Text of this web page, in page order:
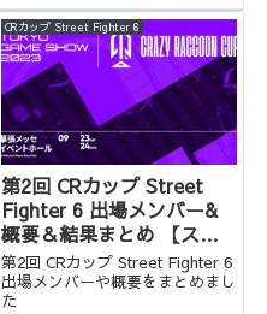
CRカップ Street Fighter 6
第2回 CRカップ Street
Fighter 6 出場メンバー&
概要＆結果まとめ 【スト
6】
第2回 CRカップ Street Fighter 6
出場メンバーや概要をまとめまし
た